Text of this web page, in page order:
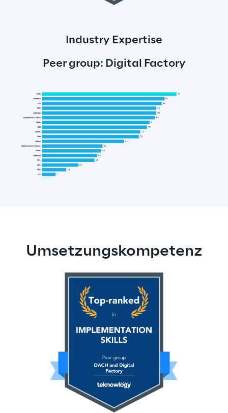
Industry Expertise
Peer group: Digital Factory
Umsetzungskompetenz